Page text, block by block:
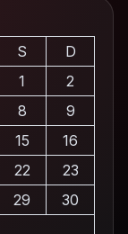
S
D
1
2
8
9
15
16
22
23
29
30